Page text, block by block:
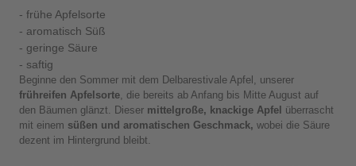
- frühe Apfelsorte
- aromatisch Süß
- geringe Säure
- saftig
Beginne den Sommer mit dem Delbarestivale Apfel, unserer
frühreifen Apfelsorte, die bereits ab Anfang bis Mitte August auf
den Bäumen glänzt. Dieser mittelgroße, knackige Apfel überrascht
mit einem süßen und aromatischen Geschmack, wobei die Säure
dezent im Hintergrund bleibt.